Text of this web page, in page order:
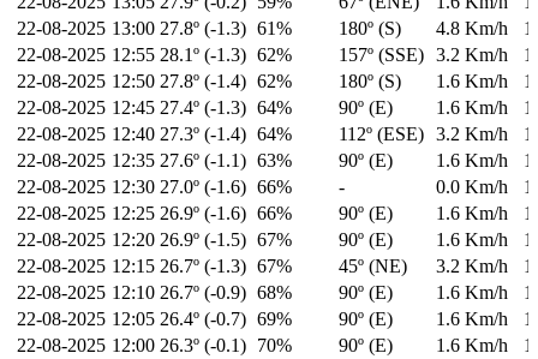
22-08-2025 13:00 27.8º (-1.3) 61% 180º (S) 4.8 Km/h
22-08-2025 12:55 28.1º (-1.3) 62% 157º (SSE) 3.2 Km/h
22-08-2025 12:50 27.8º (-1.4) 62% 180º (S) 1.6 Km/h
22-08-2025 12:45 27.4º (-1.3) 64% 90º (E) 1.6 Km/h
22-08-2025 12:40 27.3º (-1.4) 64% 112º (ESE) 3.2 Km/h
22-08-2025 12:35 27.6º (-1.1) 63% 90º (E) 1.6 Km/h
22-08-2025 12:30 27.0º (-1.6) 66% - 0.0 Km/h
22-08-2025 12:25 26.9º (-1.6) 66% 90º (E) 1.6 Km/h
22-08-2025 12:20 26.9º (-1.5) 67% 90º (E) 1.6 Km/h
22-08-2025 12:15 26.7º (-1.3) 67% 45º (NE) 3.2 Km/h
22-08-2025 12:10 26.7º (-0.9) 68% 90º (E) 1.6 Km/h
22-08-2025 12:05 26.4º (-0.7) 69% 90º (E) 1.6 Km/h
22-08-2025 12:00 26.3º (-0.1) 70% 90º (E) 1.6 Km/h